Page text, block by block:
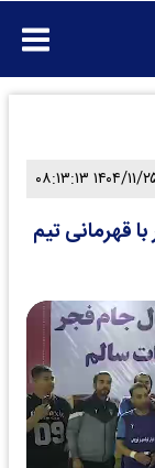
قهرمانی تیم